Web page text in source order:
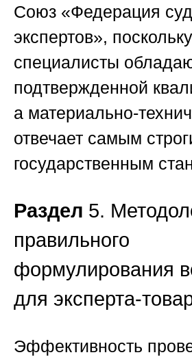
Союз «Федерация
экспертов»,
специалисты
подтвержденной
а материально-
отвечает самым
государственным
Раздел 5.
правильного
формулирования
для эксперта-
Эффективность